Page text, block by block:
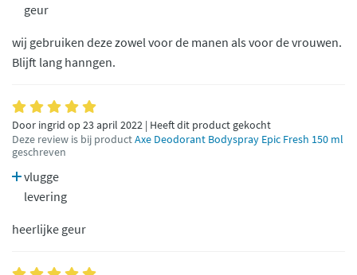
geur
wij gebruiken deze zowel voor de manen als voor de vrouwen.
Blijft lang hanngen.
Door ingrid op 23 april 2022 | Heeft dit product gekocht
Deze review is bij productAxe Deodorant Bodyspray Epic Fresh 150 ml
geschreven
vlugge
levering
heerlijke geur